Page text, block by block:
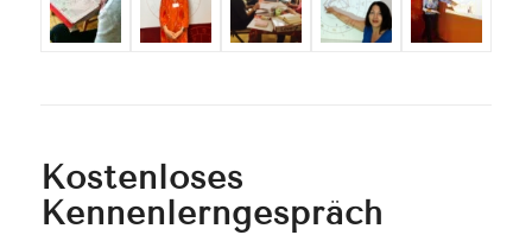
Kostenloses
Kennenlerngespräch